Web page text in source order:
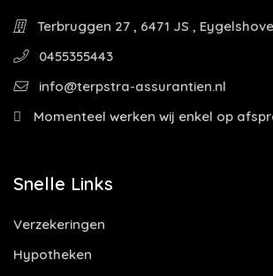
Terbruggen 27 , 6471 JS ,
0455355443
info@terpstra-assurantien.nl
Momenteel werken wij enkel op
Snelle Links
Verzekeringen
Hypotheken